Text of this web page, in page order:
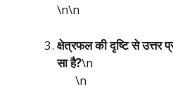
\n\n
क्षेत्रफल की दृष्टि से उत्तर
सा है?\n
\n